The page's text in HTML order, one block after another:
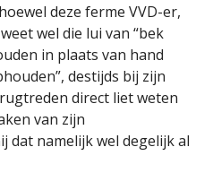
deze ferme VVD-er,
wel die lui van “bek
in plaats van hand
destijds bij zijn
direct liet weten
van zijn
dat namelijk wel degelijk al